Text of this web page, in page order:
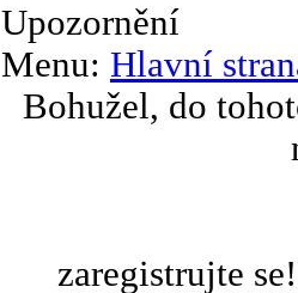
Upozornění
Menu: Hlavní
Bohužel, do
zaregistrujte